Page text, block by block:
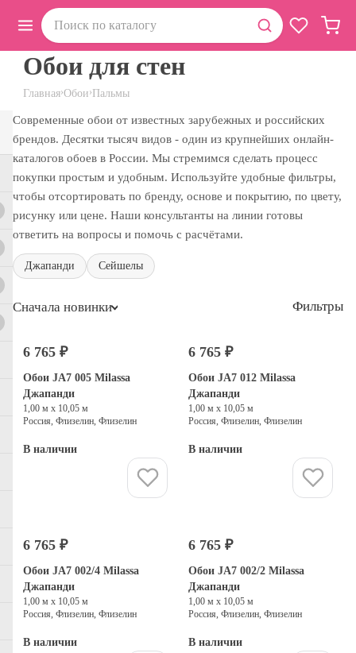
Главная›Обои›Пальмы
Обои для стен
Современные обои от известных зарубежных и российских
брендов. Десятки тысяч видов - один из крупнейших онлайн-
каталогов обоев в России. Мы стремимся сделать процесс
покупки простым и удобным. Используйте удобные фильтры,
чтобы отсортировать по бренду, основе и покрытию, по цвету,
рисунку или цене. Наши консультанты на линии готовы
ответить на вопросы и помочь с расчётами.
Джапанди Сейшелы
Сначала новинки Фильтры
6 765 ₽
Обои JA7 005 Milassa
Джапанди
1,00 м х 10,05 м
Россия, Флизелин, Флизелин
В наличии
6 765 ₽
Обои JA7 012 Milassa
Джапанди
1,00 м х 10,05 м
Россия, Флизелин, Флизелин
В наличии
6 765 ₽
Обои JA7 002/4 Milassa
Джапанди
1,00 м х 10,05 м
Россия, Флизелин, Флизелин
В наличии
6 765 ₽
Обои JA7 002/2 Milassa
Джапанди
1,00 м х 10,05 м
Россия, Флизелин, Флизелин
В наличии